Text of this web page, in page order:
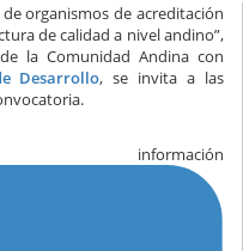
organismos de acreditación
de calidad a nivel andino”,
la Comunidad Andina con
Desarrollo, se invita a las